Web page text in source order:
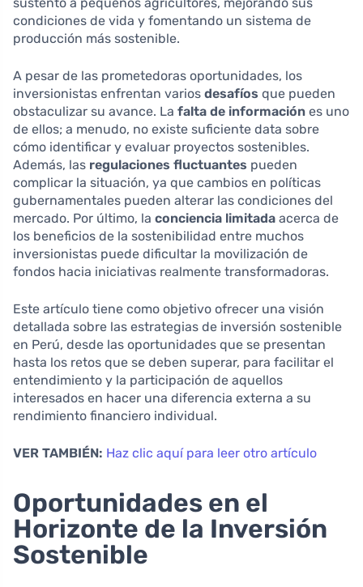
sustento a pequeños agricultores, mejorando sus
condiciones de vida y fomentando un sistema de
producción más sostenible.
A pesar de las prometedoras oportunidades, los
inversionistas enfrentan varios desafíos que pueden
obstaculizar su avance. La falta de información es uno
de ellos; a menudo, no existe suficiente data sobre
cómo identificar y evaluar proyectos sostenibles.
Además, las regulaciones fluctuantes pueden
complicar la situación, ya que cambios en políticas
gubernamentales pueden alterar las condiciones del
mercado. Por último, la conciencia limitada acerca de
los beneficios de la sostenibilidad entre muchos
inversionistas puede dificultar la movilización de
fondos hacia iniciativas realmente transformadoras.
Este artículo tiene como objetivo ofrecer una visión
detallada sobre las estrategias de inversión sostenible
en Perú, desde las oportunidades que se presentan
hasta los retos que se deben superar, para facilitar el
entendimiento y la participación de aquellos
interesados en hacer una diferencia externa a su
rendimiento financiero individual.
VER TAMBIÉN: Haz clic aquí para leer otro artículo
Oportunidades en el
Horizonte de la Inversión
Sostenible